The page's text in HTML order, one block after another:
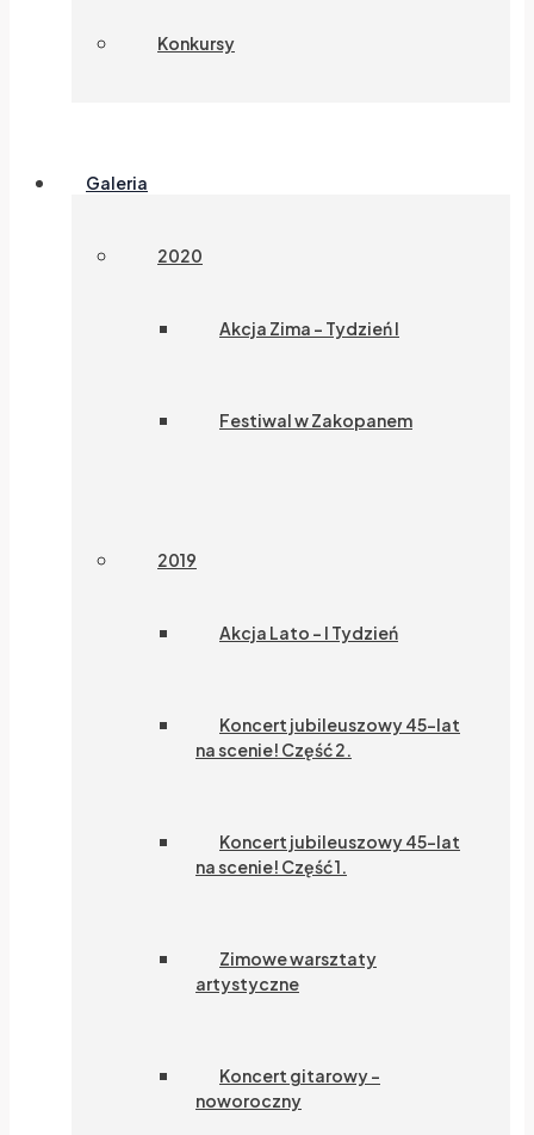
Konkursy
Galeria
2020
Akcja Zima – Tydzień I
Festiwal w Zakopanem
2019
Akcja Lato – I Tydzień
Koncert jubileuszowy 45-lat
na scenie! Część 2.
Koncert jubileuszowy 45-lat
na scenie! Część 1.
Zimowe warsztaty
artystyczne
Koncert gitarowy –
noworoczny